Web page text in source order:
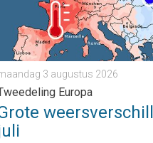
3 augustus 2026
Europa